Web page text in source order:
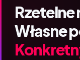
Rzetelne
Własne